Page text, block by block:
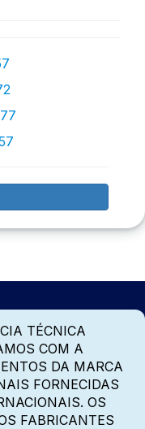
TÉCNICA
COM A
DA MARCA
FORNECIDAS
OS
FABRICANTES